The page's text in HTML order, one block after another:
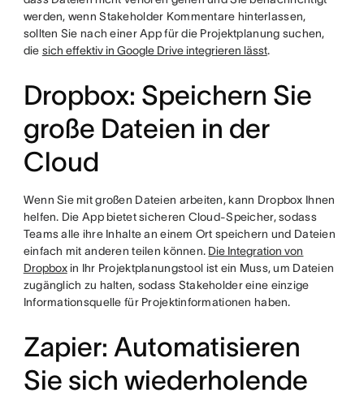
werden, wenn Stakeholder Kommentare hinterlassen,
sollten Sie nach einer App für die Projektplanung suchen,
die sich effektiv in Google Drive integrieren lässt.
Dropbox: Speichern Sie
große Dateien in der
Cloud
Wenn Sie mit großen Dateien arbeiten, kann Dropbox Ihnen
helfen. Die App bietet sicheren Cloud-Speicher, sodass
Teams alle ihre Inhalte an einem Ort speichern und Dateien
einfach mit anderen teilen können. Die Integration von
Dropboxin Ihr Projektplanungstool ist ein Muss, um Dateien
zugänglich zu halten, sodass Stakeholder eine einzige
Informationsquelle für Projektinformationen haben.
Zapier: Automatisieren
Sie sich wiederholende